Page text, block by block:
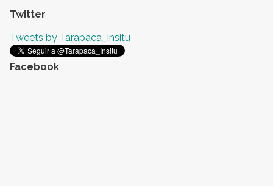
Twitter
Tweets by Tarapaca_Insitu
Facebook